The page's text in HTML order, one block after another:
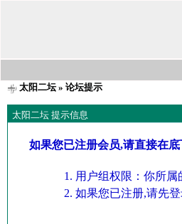
太阳二坛» 论坛提示
太阳二坛 提示信息
如果您已注册会员,请直接在
用户组权限：你所
如果您已注册,请先